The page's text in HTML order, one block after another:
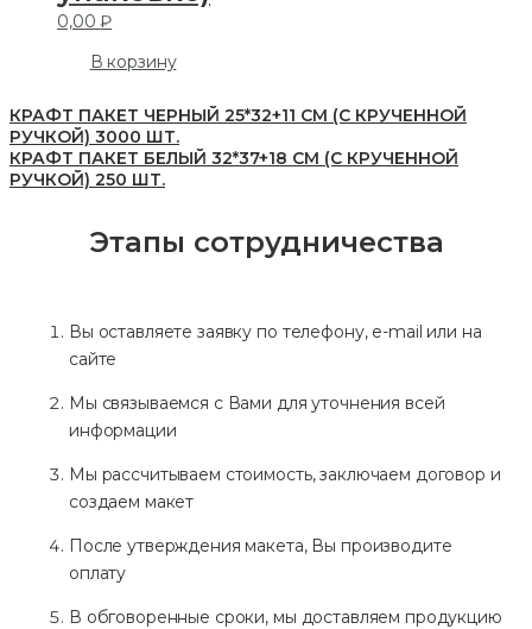
0,00₽
В корзину
КРАФТ ПАКЕТ ЧЕРНЫЙ 25*32+11 СМ (С КРУЧЕННОЙ
РУЧКОЙ) 3000 ШТ.
КРАФТ ПАКЕТ БЕЛЫЙ 32*37+18 СМ (С КРУЧЕННОЙ
РУЧКОЙ) 250 ШТ.
Этапы сотрудничества
Вы оставляете заявку по телефону, e-mail или на
сайте
Мы связываемся с Вами для уточнения всей
информации
Мы рассчитываем стоимость, заключаем договор и
создаем макет
После утверждения макета, Вы производите
оплату
В обговоренные сроки, мы доставляем продукцию